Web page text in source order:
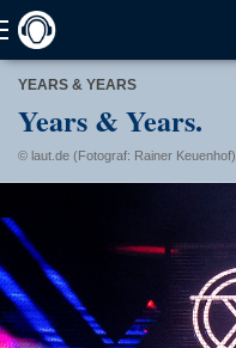
YEARS & YEARS
Years & Years.
© laut.de (Fotograf: Rainer Keuenhof)